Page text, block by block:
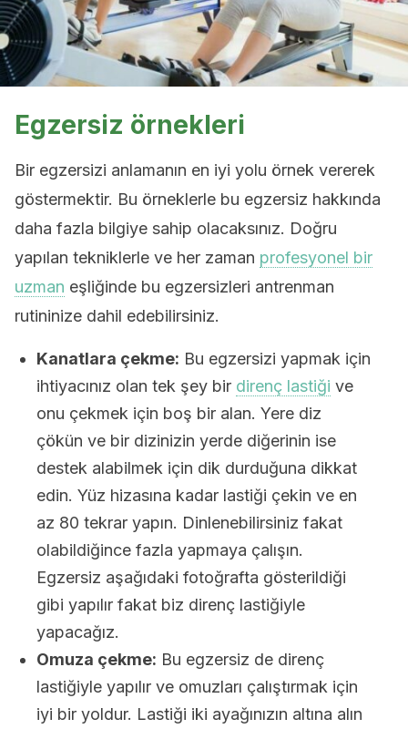
Egzersiz örnekleri
Bir egzersizi anlamanın en iyi yolu örnek vererek
göstermektir. Bu örneklerle bu egzersiz hakkında
daha fazla bilgiye sahip olacaksınız. Doğru
yapılan tekniklerle ve her zaman profesyonel bir
uzman eşliğinde bu egzersizleri antrenman
rutininize dahil edebilirsiniz.
Kanatlara çekme: Bu egzersizi yapmak için
ihtiyacınız olan tek şey bir direnç lastiği ve
onu çekmek için boş bir alan. Yere diz
çökün ve bir dizinizin yerde diğerinin ise
destek alabilmek için dik durduğuna dikkat
edin. Yüz hizasına kadar lastiği çekin ve en
az 80 tekrar yapın. Dinlenebilirsiniz fakat
olabildiğince fazla yapmaya çalışın.
Egzersiz aşağıdaki fotoğrafta gösterildiği
gibi yapılır fakat biz direnç lastiğiyle
yapacağız.
Omuza çekme: Bu egzersiz de direnç
lastiğiyle yapılır ve omuzları çalıştırmak için
iyi bir yoldur. Lastiği iki ayağınızın altına alın